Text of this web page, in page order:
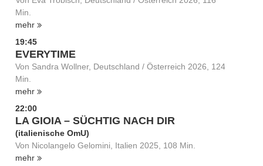
Min.
mehr
19:45
EVERYTIME
Von Sandra Wollner, Deutschland / Österreich 2026, 124
Min.
mehr
22:00
LA GIOIA – SÜCHTIG NACH DIR
(italienische OmU)
Von Nicolangelo Gelomini, Italien 2025, 108 Min.
mehr